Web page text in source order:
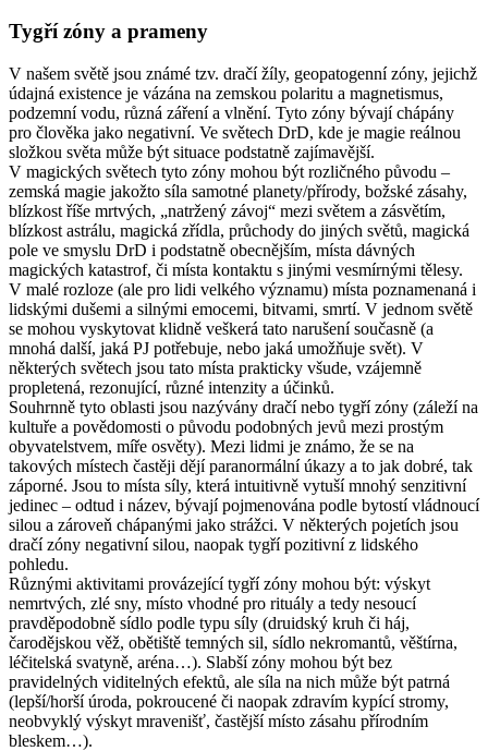
Tygří zóny a prameny
V našem světě jsou známé tzv. dračí žíly, geopatogenní zóny, jejichž
údajná existence je vázána na zemskou polaritu a magnetismus,
podzemní vodu, různá záření a vlnění. Tyto zóny bývají chápány
pro člověka jako negativní. Ve světech DrD, kde je magie reálnou
složkou světa může být situace podstatně zajímavější.
V magických světech tyto zóny mohou být rozličného původu –
zemská magie jakožto síla samotné planety/přírody, božské zásahy,
blízkost říše mrtvých, „natržený závoj“ mezi světem a zásvětím,
blízkost astrálu, magická zřídla, průchody do jiných světů, magická
pole ve smyslu DrD i podstatně obecnějším, místa dávných
magických katastrof, či místa kontaktu s jinými vesmírnými tělesy.
V malé rozloze (ale pro lidi velkého významu) místa poznamenaná i
lidskými dušemi a silnými emocemi, bitvami, smrtí. V jednom světě
se mohou vyskytovat klidně veškerá tato narušení současně (a
mnohá další, jaká PJ potřebuje, nebo jaká umožňuje svět). V
některých světech jsou tato místa prakticky všude, vzájemně
propletená, rezonující, různé intenzity a účinků.
Souhrnně tyto oblasti jsou nazývány dračí nebo tygří zóny (záleží na
kultuře a povědomosti o původu podobných jevů mezi prostým
obyvatelstvem, míře osvěty). Mezi lidmi je známo, že se na
takových místech častěji dějí paranormální úkazy a to jak dobré, tak
záporné. Jsou to místa síly, která intuitivně vytuší mnohý senzitivní
jedinec – odtud i název, bývají pojmenována podle bytostí vládnoucí
silou a zároveň chápanými jako strážci. V některých pojetích jsou
dračí zóny negativní silou, naopak tygří pozitivní z lidského
pohledu.
Různými aktivitami provázející tygří zóny mohou být: výskyt
nemrtvých, zlé sny, místo vhodné pro rituály a tedy nesoucí
pravděpodobně sídlo podle typu síly (druidský kruh či háj,
čarodějskou věž, obětiště temných sil, sídlo nekromantů, věštírna,
léčitelská svatyně, aréna…). Slabší zóny mohou být bez
pravidelných viditelných efektů, ale síla na nich může být patrná
(lepší/horší úroda, pokroucené či naopak zdravím kypící stromy,
neobvyklý výskyt mravenišť, častější místo zásahu přírodním
bleskem…).